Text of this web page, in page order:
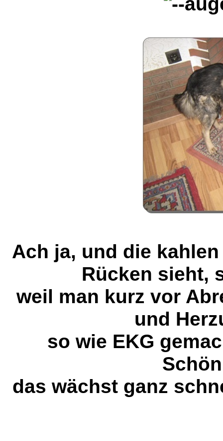
Ach ja, und die
Rücken sieht,
weil man kurz vor
und
so wie EKG
das wächst ganz